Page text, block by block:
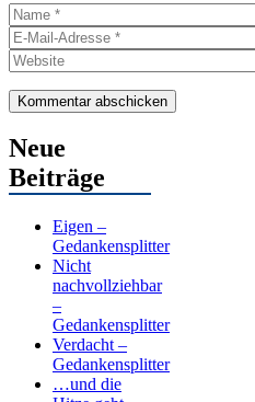
Name
Neue
Beiträge
Eigen –
Gedankensplitter
Nicht
nachvollziehbar
–
Gedankensplitter
Verdacht –
Gedankensplitter
…und die